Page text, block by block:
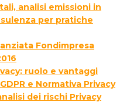
analisi emissioni in
per pratiche
Fondimpresa
ruolo e vantaggi
e Normativa Privacy
dei rischi Privacy